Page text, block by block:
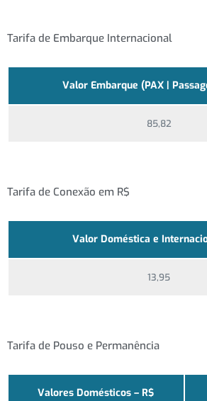
Tarifa de Embarque Internacional
Valor Embarque (PAX |
85,82
Tarifa de Conexão em R$
Valor Doméstica e
13,95
Tarifa de Pouso e Permanência
Valores Domésticos – R$